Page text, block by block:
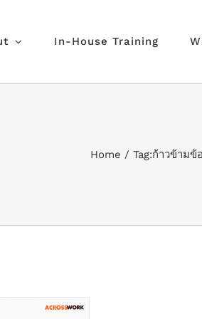
In-House Training
Home Tag:ก้าวข้ามข้